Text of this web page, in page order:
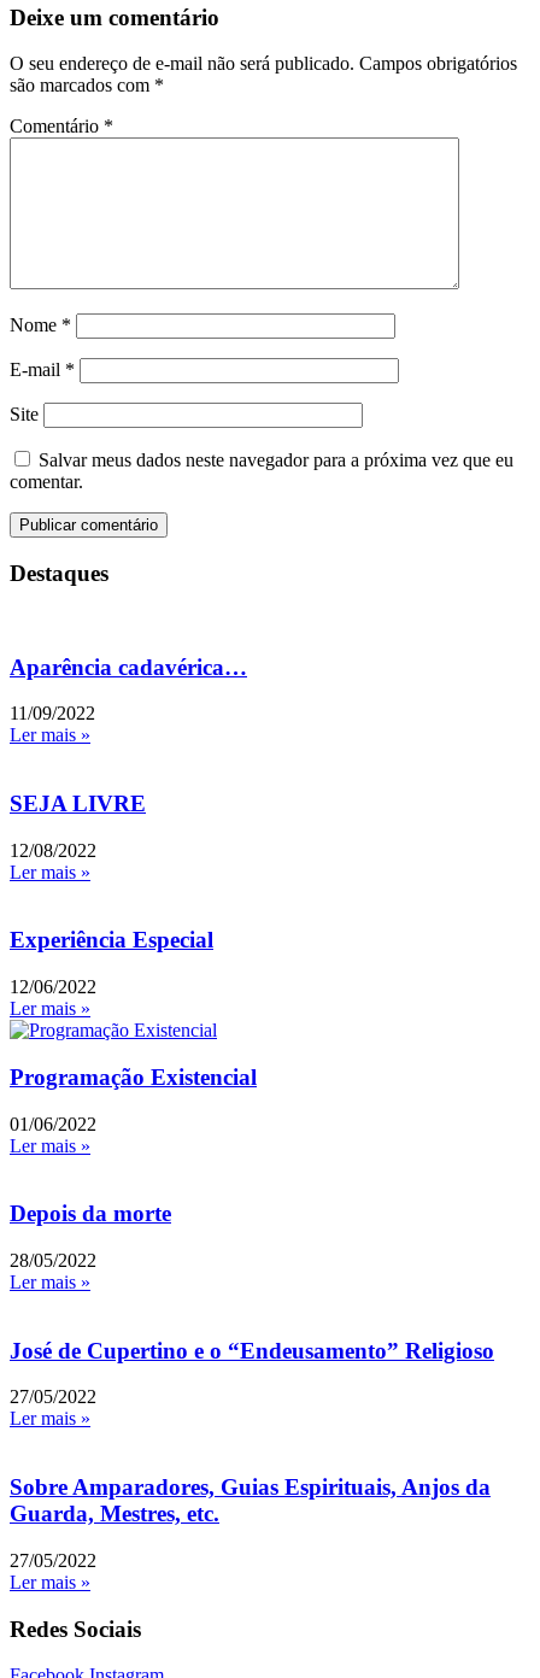
Deixe um comentário
O seu endereço de e-mail não será publicado. Campos obrigatórios
são marcados com *
Comentário *
Nome *
E-mail *
Site
Salvar meus dados neste navegador para a próxima vez que eu
comentar.
Destaques
Aparência cadavérica…
11/09/2022
Ler mais »
SEJA LIVRE
12/08/2022
Ler mais »
Experiência Especial
12/06/2022
Ler mais »
Programação Existencial
01/06/2022
Ler mais »
Depois da morte
28/05/2022
Ler mais »
José de Cupertino e o “Endeusamento” Religioso
27/05/2022
Ler mais »
Sobre Amparadores, Guias Espirituais, Anjos da
Guarda, Mestres, etc.
27/05/2022
Ler mais »
Redes Sociais